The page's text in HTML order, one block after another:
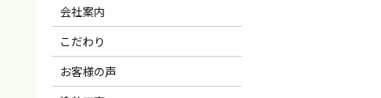
会社案内
こだわり
お客様の声